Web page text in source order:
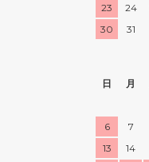
23
24
30
31
日
月
6
7
13
14